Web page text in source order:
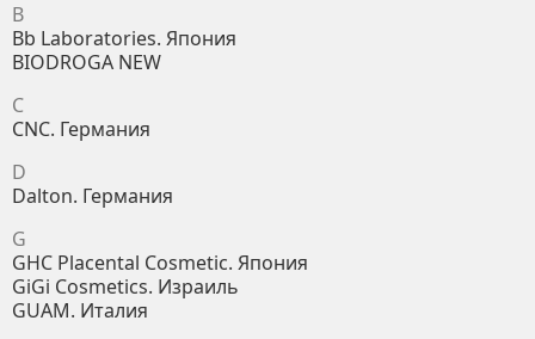
B
Bb Laboratories. Япония
BIODROGA NEW
C
CNC. Германия
D
Dalton. Германия
G
GHC Placental Cosmetic. Япония
GiGi Cosmetics. Израиль
GUAM. Италия